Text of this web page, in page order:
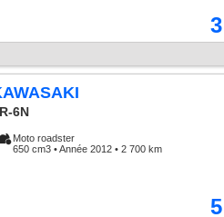
6N
Moto roadster
650 cm3 • Année 2012 • 2 700 km